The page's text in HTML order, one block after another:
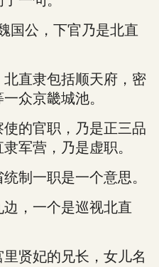
公，下官乃是北直
直隶包括顺天府，密
众京畿城池。
的官职，乃是正三品
军营，乃是虚职。
一职是一个意思。
，一个是巡视北直
贤妃的兄长，女儿名